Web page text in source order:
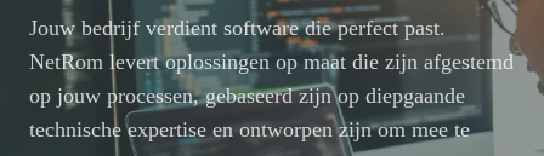
Jouw bedrijf verdient software die perfect past.
NetRom levert oplossingen op maat die zijn afgestemd
op jouw processen, gebaseerd zijn op diepgaande
technische expertise en ontworpen zijn om mee te